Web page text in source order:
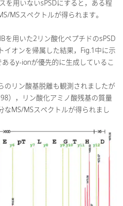
を用いないsPSDにすると，ある程
MSスペクトルが得られます。
を用いた2リン酸化ペプチドのsPSD
イオンを帰属した結果，Fig.1中に示
るy-ionが優先的に生成しているこ
のリン酸基脱離も観測されましたが
），リン酸化アミノ酸残基の質量
なMS/MSスペクトルが得られまし